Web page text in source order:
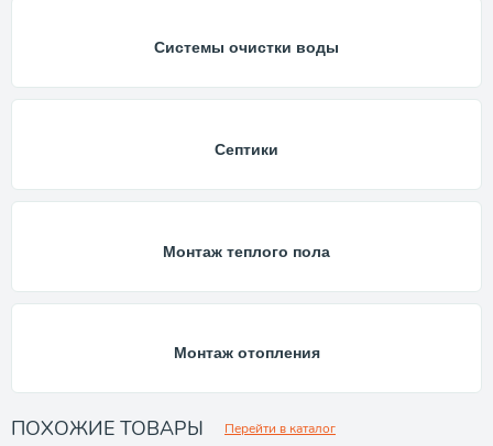
Системы очистки воды
Септики
Монтаж теплого пола
Монтаж отопления
ПОХОЖИЕ ТОВАРЫ Перейти в каталог